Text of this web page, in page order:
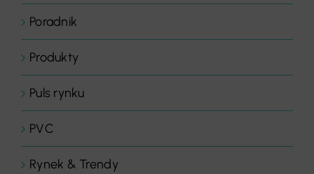
Poradnik
Produkty
Puls rynku
PVC
Rynek & Trendy